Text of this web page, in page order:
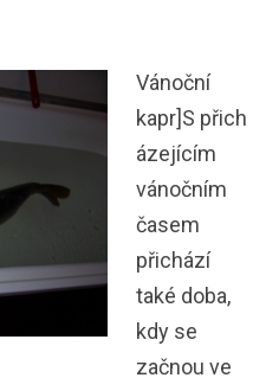
Vánoční
kapr]S přich
ázejícím
vánočním
časem
přichází
také doba,
kdy se
začnou ve